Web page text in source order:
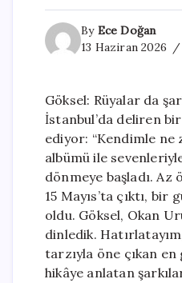
By Ece Doğan
13 Haziran 2026
Göksel: Rüyalar da
İstanbul’da deliren
ediyor: “Kendimle ne
albümü ile
dönmeye başladı. Az
15 Mayıs’ta çıktı,
oldu. Göksel, Okan
dinledik.
tarzıyla öne çıkan
hikâye anlatan